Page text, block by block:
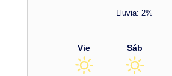
Lluvia: 2%
Vie Sáb